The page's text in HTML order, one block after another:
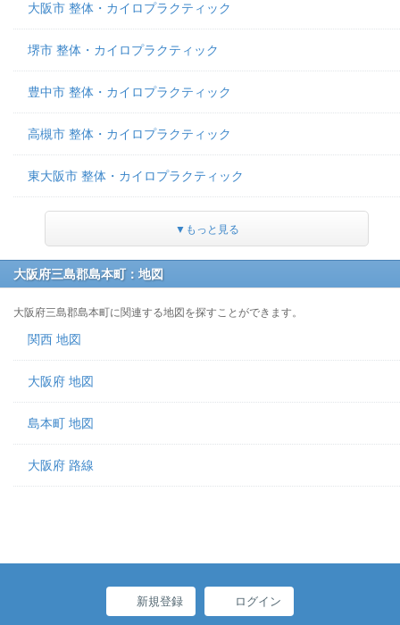
大阪市 整体・カイロプラクティック
堺市 整体・カイロプラクティック
豊中市 整体・カイロプラクティック
高槻市 整体・カイロプラクティック
東大阪市 整体・カイロプラクティック
▼もっと見る
大阪府三島郡島本町：地図
大阪府三島郡島本町に関連する地図を探すことができます。
関西 地図
大阪府 地図
島本町 地図
大阪府 路線
新規登録 ログイン